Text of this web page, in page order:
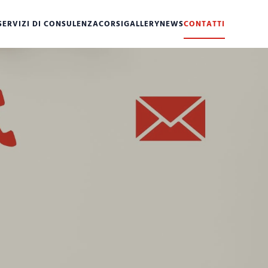
DI CONSULENZACORSIGALLERYNEWSCONTATTI